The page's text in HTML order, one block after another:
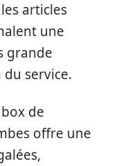
articles
une
grande
service.
de
offre une